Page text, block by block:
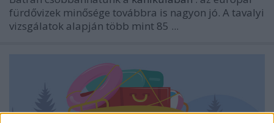
fürdővizek minősége továbbra is nagyon jó. A tavalyi
vizsgálatok alapján több mint 85 ...